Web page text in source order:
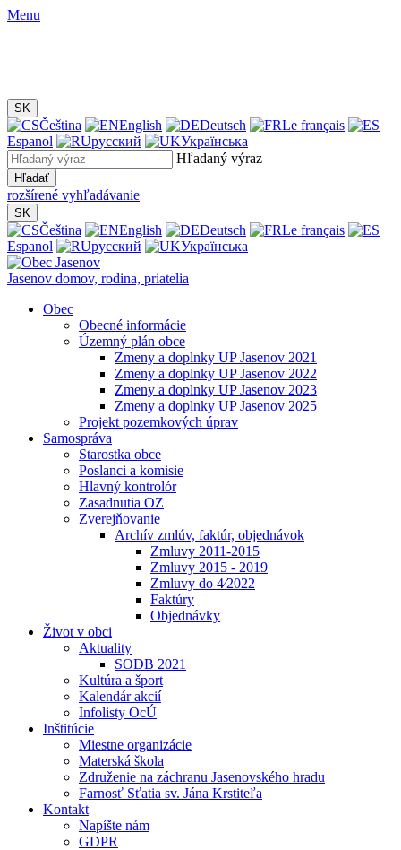
Menu
SK
Čeština English Deutsch
Le français
Espanol
русский
Українська
Hľadaný výraz
Hľadať
rozšírené vyhľadávanie
SK
Čeština English Deutsch
Le français
Espanol
русский Українська
Jasenov domov, rodina, priatelia
Obec
Obecné informácie
Územný plán obce
Zmeny a doplnky UP Jasenov 2021
Zmeny a doplnky UP Jasenov 2022
Zmeny a doplnky UP Jasenov 2023
Zmeny a doplnky UP Jasenov 2025
Projekt pozemkových úprav
Samospráva
Starostka obce
Poslanci a komisie
Hlavný kontrolór
Zasadnutia OZ
Zverejňovanie
Archív zmlúv, faktúr, objednávok
Zmluvy 2011-2015
Zmluvy 2015 - 2019
Zmluvy do 4⁄2022
Faktúry
Objednávky
Život v obci
Aktuality
SODB 2021
Kultúra a šport
Kalendár akcií
Infolisty OcÚ
Inštitúcie
Miestne organizácie
Materská škola
Združenie na záchranu Jasenovského hradu
Farnosť Sťatia sv. Jána Krstiteľa
Kontakt
Napíšte nám
GDPR